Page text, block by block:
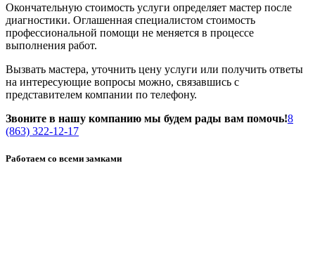
Окончательную стоимость услуги определяет мастер после
диагностики. Оглашенная специалистом стоимость
профессиональной помощи не меняется в процессе
выполнения работ.
Вызвать мастера, уточнить цену услуги или получить ответы
на интересующие вопросы можно, связавшись с
представителем компании по телефону.
Звоните в нашу компанию мы будем рады вам помочь!8
(863) 322-12-17
Работаем со всеми замками